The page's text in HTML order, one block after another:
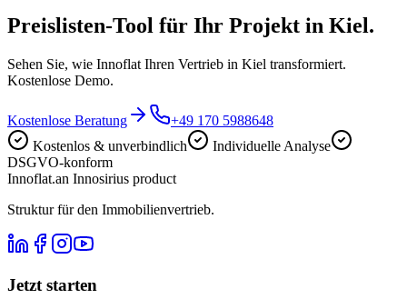
Preislisten-Tool für Ihr Projekt in Kiel.
Sehen Sie, wie Innoflat Ihren Vertrieb in Kiel transformiert.
Kostenlose Demo.
Kostenlose Beratung
+49 170 5988648
Kostenlos & unverbindlich
Individuelle Analyse
DSGVO-konform
Innoflat.an Innosirius product
Struktur für den Immobilienvertrieb.
Jetzt starten